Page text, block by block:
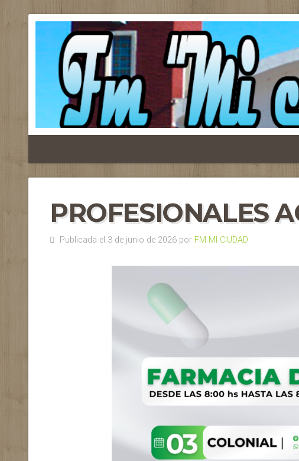
PROFESIONALES
Publicada el 3 de junio de 2026 por FM MI CIUDAD